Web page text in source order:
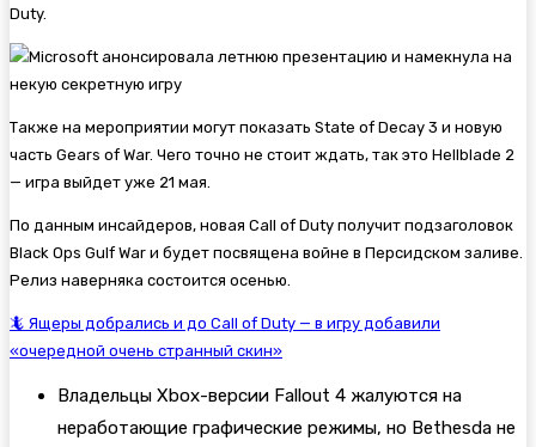
Duty.
Также на мероприятии могут показать State of Decay 3 и новую
часть Gears of War. Чего точно не стоит ждать, так это Hellblade 2
— игра выйдет уже 21 мая.
По данным инсайдеров, новая Call of Duty получит подзаголовок
Black Ops Gulf War и будет посвящена войне в Персидском заливе.
Релиз наверняка состоится осенью.
🦎 Ящеры добрались и до Call of Duty — в игру добавили
«очередной очень странный скин»
Владельцы Xbox-версии Fallout 4 жалуются на
неработающие графические режимы, но Bethesda не